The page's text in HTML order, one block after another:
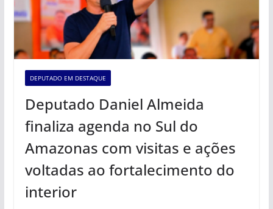
DEPUTADO EM DESTAQUE
Deputado Daniel Almeida
finaliza agenda no Sul do
Amazonas com visitas e ações
voltadas ao fortalecimento do
interior